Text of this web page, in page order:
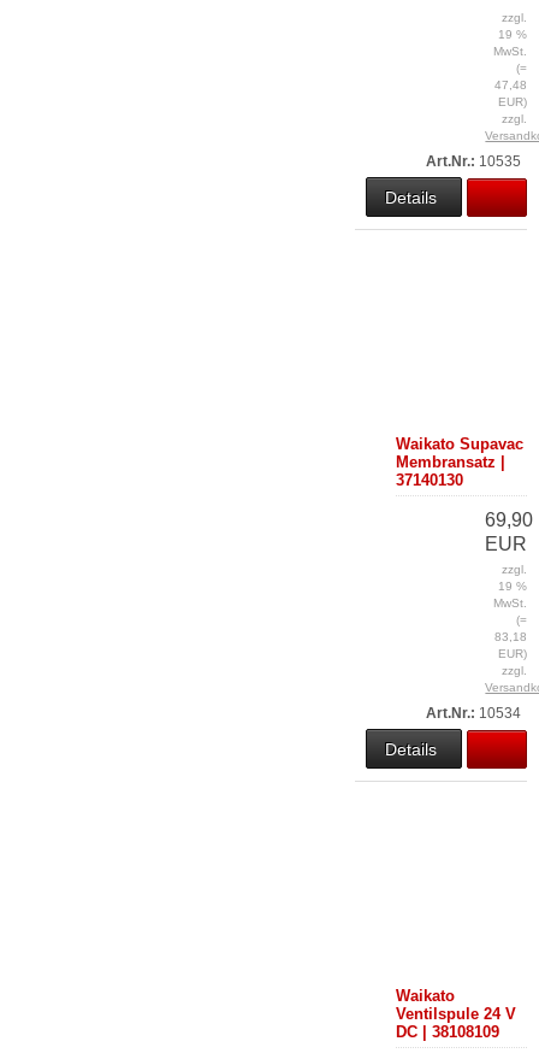
zzgl.
19 %
MwSt.
(=
47,48
EUR)
zzgl.
Art.Nr.: 10535
Details
Waikato Supavac
Membransatz |
37140130
69,90
EUR
zzgl.
19 %
MwSt.
(=
83,18
EUR)
zzgl.
Art.Nr.: 10534
Details
Waikato
Ventilspule 24 V
DC | 38108109